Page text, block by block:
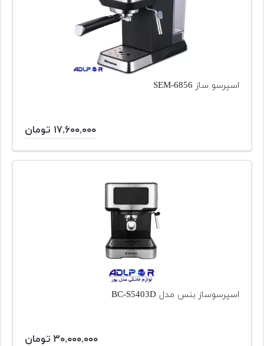
اسپرسو ساز SEM-6856
۱۷,۶۰۰,۰۰۰ تومان
اسپرسوساز بنس مدل BC-S5403D
۳۰,۰۰۰,۰۰۰ تومان